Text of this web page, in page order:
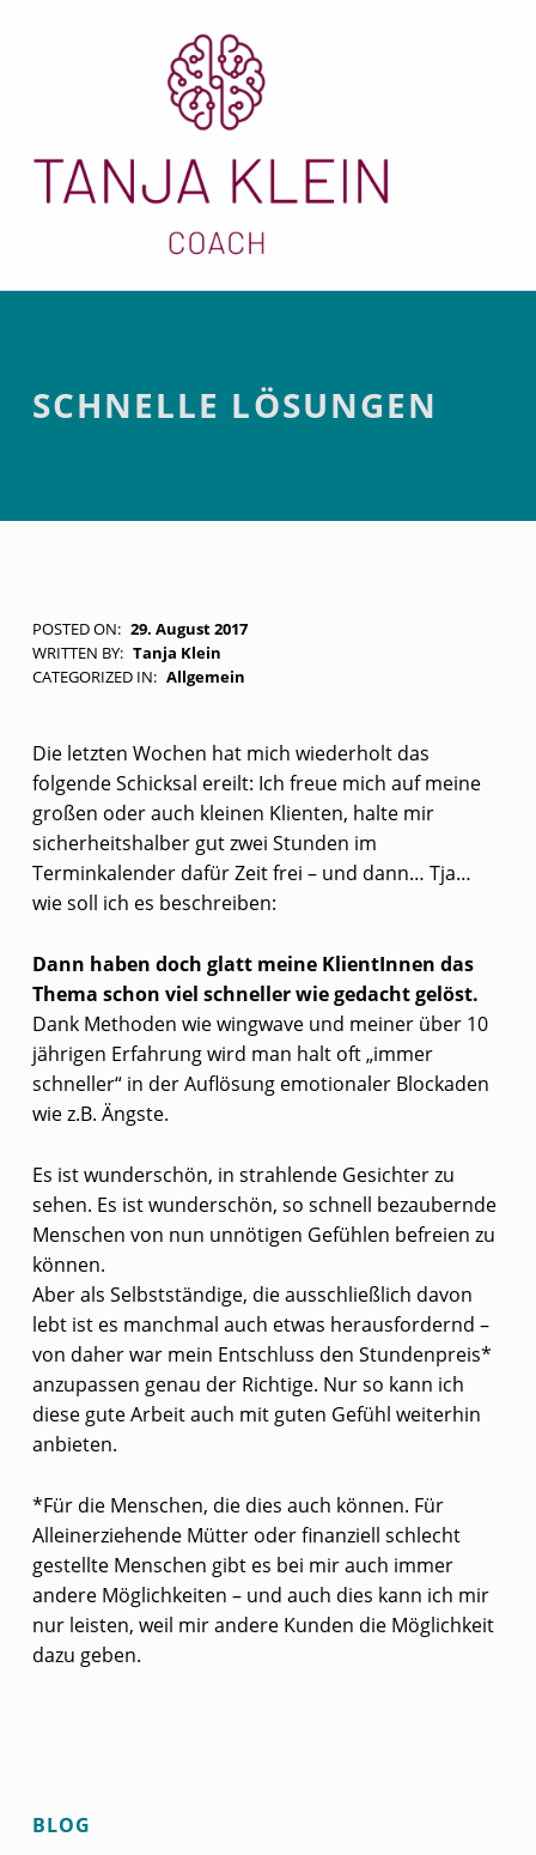
Introduction
SCHNELLE LÖSUNGEN
S
C
N
E
L
L
E
Ö
S
U
N
G
E
N
POSTED ON: 29. August 2017
WRITTEN BY: Tanja Klein
CATEGORIZED IN: Allgemein
Die letzten Wochen hat mich wiederholt das
folgende Schicksal ereilt: Ich freue mich auf meine
großen oder auch kleinen Klienten, halte mir
sicherheitshalber gut zwei Stunden im
Terminkalender dafür Zeit frei – und dann… Tja…
wie soll ich es beschreiben:
Dann haben doch glatt meine KlientInnen das
Thema schon viel schneller wie gedacht gelöst.
Dank Methoden wie wingwave und meiner über 10
jährigen Erfahrung wird man halt oft „immer
schneller“ in der Auflösung emotionaler Blockaden
wie z.B. Ängste.
Es ist wunderschön, in strahlende Gesichter zu
sehen. Es ist wunderschön, so schnell bezaubernde
Menschen von nun unnötigen Gefühlen befreien zu
können.
Aber als Selbstständige, die ausschließlich davon
lebt ist es manchmal auch etwas herausfordernd –
von daher war mein Entschluss den Stundenpreis*
anzupassen genau der Richtige. Nur so kann ich
diese gute Arbeit auch mit guten Gefühl weiterhin
anbieten.
*Für die Menschen, die dies auch können. Für
Alleinerziehende Mütter oder finanziell schlecht
gestellte Menschen gibt es bei mir auch immer
andere Möglichkeiten – und auch dies kann ich mir
nur leisten, weil mir andere Kunden die Möglichkeit
dazu geben.
BLOG